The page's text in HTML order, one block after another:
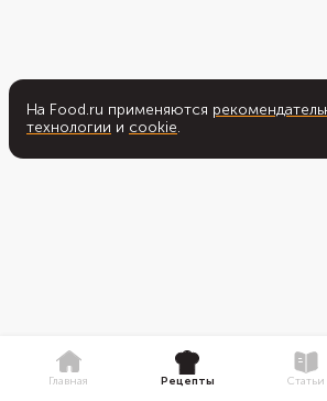
На Food.ru применяются
технологии и cookie.
Главная Рецепты Статьи